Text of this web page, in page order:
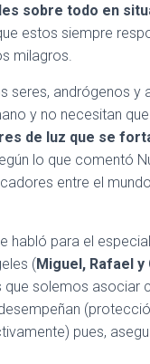
sobre todo en
estos siempre
milagros.
seres, andrógenos y
y no necesitan
de luz que se
lo que comentó
entre el
habló para el
(Miguel, Rafael y
que solemos asociar
pues,